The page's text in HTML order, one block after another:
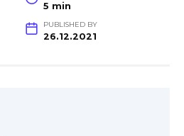
5 min
PUBLISHED BY
26.12.2021